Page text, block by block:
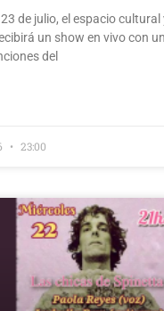
23 de julio, el espacio
un show en vivo con
del
23:00